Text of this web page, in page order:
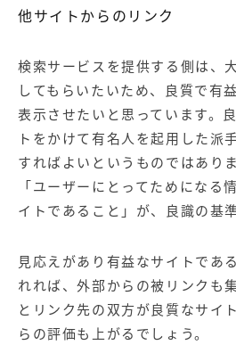
他サイトからのリンク
検索サービスを提供する側は、
してもらいたいため、良質で有
表示させたいと思っています。
トをかけて有名人を起用した派
すればよいというものではあり
「ユーザーにとってためになる
イトであること」が、良識の基準
見応えがあり有益なサイトであ
れれば、外部からの被リンクも
とリンク先の双方が良質なサイ
らの評価も上がるでしょう。